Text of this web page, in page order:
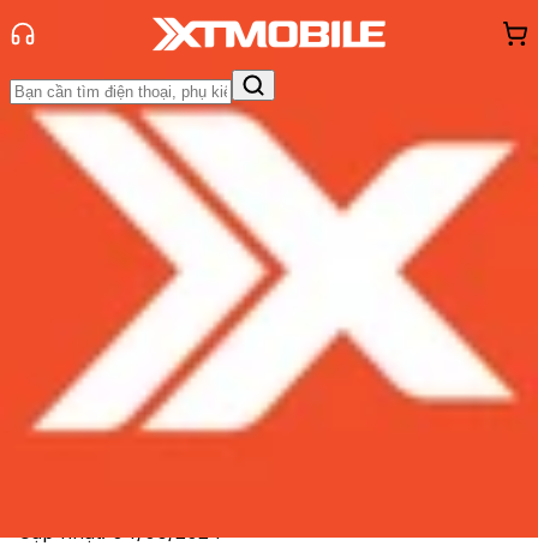
Trang chủ
Tin tức
Hỏi đáp
Đánh Giá - Trên TaySo Sánh Tư vấnKhuyến
Hỏi đáp App - Game Thông báo
hàng - Sự kiện
Gương 1 chiều là gì? Cách phân biệt
gương 1 chiều và 2 chiều
Cập nhật:04/06/2024